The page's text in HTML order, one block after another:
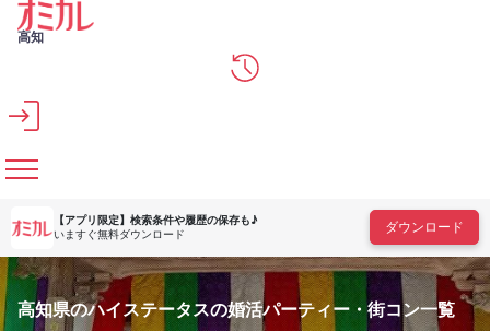
メインコンテンツへスキップ
高知
【アプリ限定】 検索条件や履歴の保存も♪
いますぐ無料ダウンロード
ダウンロード
高知県のハイステータスの婚活パーティー・街コン一覧